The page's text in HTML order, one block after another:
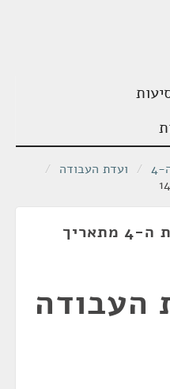
4
/ ועדת העבודה /
ישיבת ועדה של הכנסת ה-4 מתאריך
העבודה